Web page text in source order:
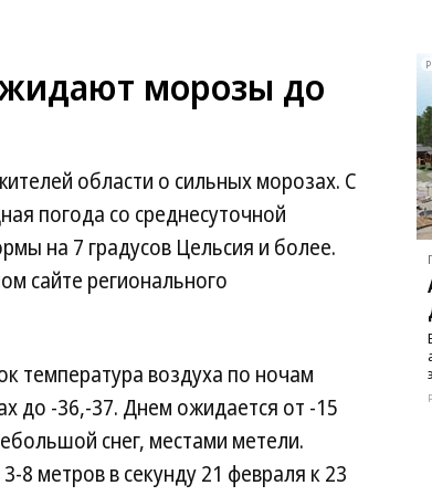
морозы до
области о сильных морозах. С
погода со среднесуточной
на 7 градусов Цельсия и более.
сайте регионального
температура воздуха по ночам
до -36,-37. Днем ожидается от -15
снег, местами метели.
8 метров в секунду 21 февраля к 23